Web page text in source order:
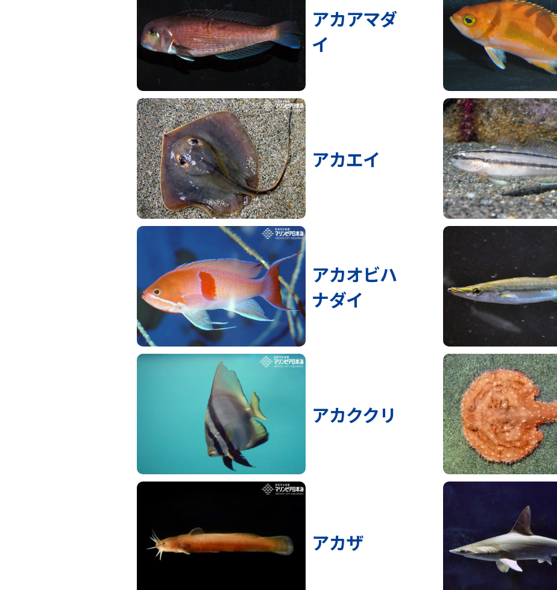
アカアマダ
イ
アカエイ
アカオビハ
ナダイ
アカククリ
アカザ